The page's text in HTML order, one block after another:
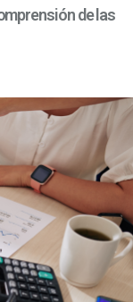
de las